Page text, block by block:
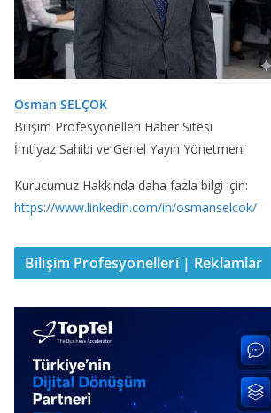
Osman SELÇOK
Bilişim Profesyonelleri Haber Sitesi
İmtiyaz Sahibi ve Genel Yayın Yönetmeni
Kurucumuz Hakkında daha fazla bilgi için:
https://www.linkedin.com/in/osmanselcok/
Bilişim Profesyonelleri | Reklamlar